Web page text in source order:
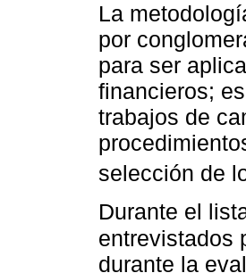
La
por
para ser
financieros;
trabajos de
selección de
Durante el
entrevistados
durante la